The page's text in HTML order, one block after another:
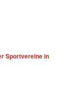
Sportvereine in